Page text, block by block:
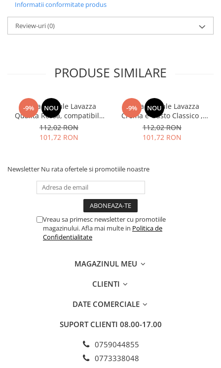
Informatii conformitate produs
Review-uri(0)
PRODUSE SIMILARE
-9% NOU
Cafea capsule Lavazza
Qualita Rossa, compatibile
Nespresso, 80 buc
112,02 RON
101,72 RON
-9% NOU
Cafea capsule Lavazza
Crema e Gusto Classico ,
compatibile Nespresso, 80
buc
112,02 RON
101,72 RON
Newsletter Nu rata ofertele si promotiile noastre
Vreau sa primesc newsletter cu promotiile
magazinului. Afla mai multe in Politica de
Confidentialitate
MAGAZINUL MEU
CLIENTI
DATE COMERCIALE
SUPORT CLIENTI 08.00-17.00
0759044855
0773338048